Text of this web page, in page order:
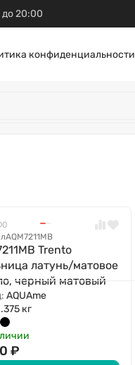
20:00
конфиденциальности
0
AQM7211MB
Trento
латунь/матовое
черный матовый
AQUAme
кг
₽